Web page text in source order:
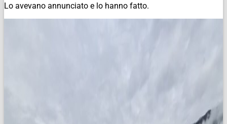
Lo avevano annunciato e lo hanno fatto.